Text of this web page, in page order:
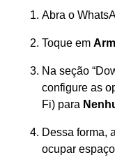
Abra o
Toque em
Na seção
configure as
Fi) para
Dessa forma,
ocupar